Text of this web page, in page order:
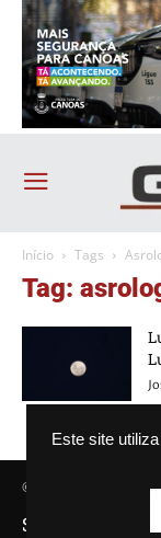
Este site
Início Tags
Tag:
© Agência GBC. Aqui
SAIBA MAIS